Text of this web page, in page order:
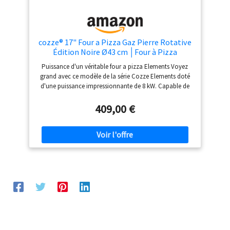
partout, idéal pour le camping, les pique-niques et
autres aventures en plein air
cozze® 17" Four a Pizza Gaz Pierre Rotative
Édition Noire Ø43 cm │Four à Pizza
Extérieur 600°C – Cuisson en 2 minutes
Puissance d'un véritable four a pizza Elements Voyez
grand avec ce modèle de la série Cozze Elements doté
d'une puissance impressionnante de 8 kW. Capable de
rapidement pour saisir la pâte instantanément. C'est
l'outil ultime pour nourrir de nombreux invités avec des
résultats dignes d'un chef Le style moderne du Black
Edition pizza oven Ce modèle XL est bien plus qu'un
simple pizza oven. Son design "Black Edition" mat et
thermique redoutable Maîtrise totale avec ce four avec
pierre pizza Réussissez vos cuissons grâce à ce four
409,00 €